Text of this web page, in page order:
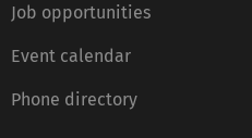
Job opportunities
Event calendar
Phone directory